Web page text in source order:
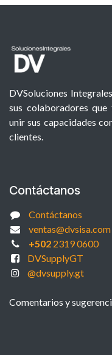
DVSoluciones
sus colaboradores
unir sus capacidades
clientes.
Contáctanos
Contáctanos
ventas@dvsisa.com
+5022319 0600
DVSupplyGT
@dvsupply.gt
Comentarios y